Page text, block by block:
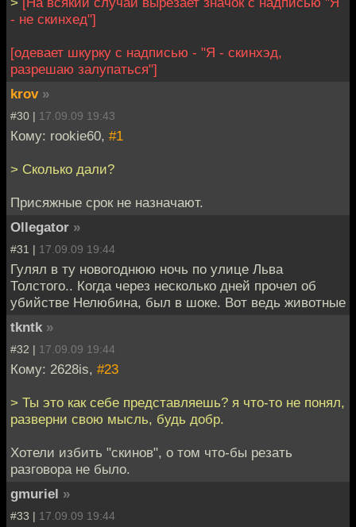
- не скинхед"]
[одевает шкурку с надписью - "Я - скинхэд,
разрешаю залупаться"]
krov »
#30 | 17.09.09 19:43
Кому: rookie60, #1
> Сколько дали?
Присяжные срок не назначают.
Ollegator »
#31 | 17.09.09 19:44
Гулял в ту новогоднюю ночь по улице Льва
Толстого.. Когда через несколько дней прочел об
убийстве Нелюбина, был в шоке. Вот ведь животные
tkntk »
#32 | 17.09.09 19:44
Кому: 2628is, #23
> Ты это как себе представляешь? я что-то не понял,
разверни свою мысль, будь добр.
Хотели избить "скинов", о том что-бы резать
разговора не было.
gmuriel »
#33 | 17.09.09 19:44